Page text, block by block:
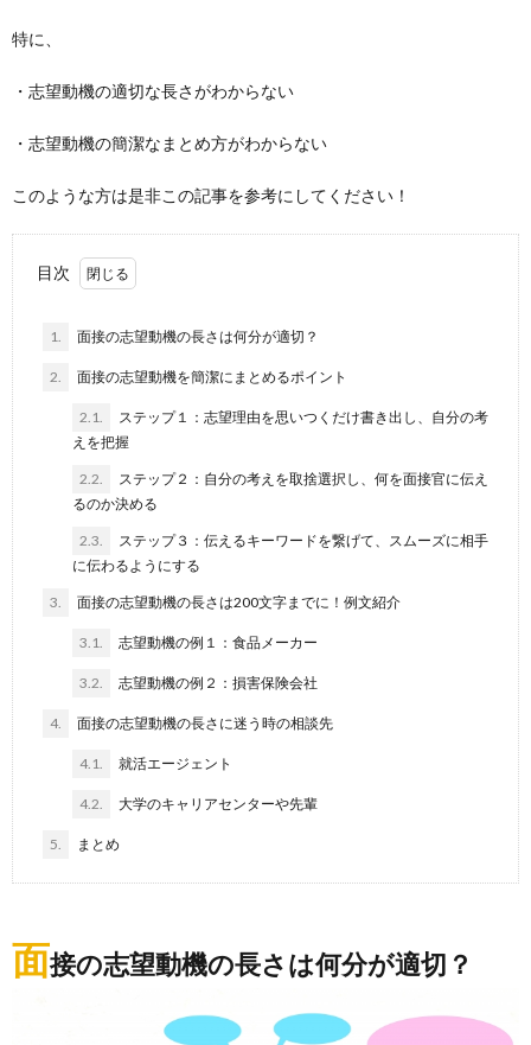
特に、
・志望動機の適切な長さがわからない
・志望動機の簡潔なまとめ方がわからない
このような方は是非この記事を参考にしてください！
目次
1. 面接の志望動機の長さは何分が適切？
2. 面接の志望動機を簡潔にまとめるポイント
2.1.
ステップ１：志望理由を思いつくだけ書き出し、自分の考
えを把握
2.2.
ステップ２：自分の考えを取捨選択し、何を面接官に伝え
るのか決める
2.3.
ステップ３：伝えるキーワードを繋げて、スムーズに相手
に伝わるようにする
3. 面接の志望動機の長さは200文字までに！例文紹介
3.1. 志望動機の例１：食品メーカー
3.2. 志望動機の例２：損害保険会社
4. 面接の志望動機の長さに迷う時の相談先
4.1. 就活エージェント
4.2. 大学のキャリアセンターや先輩
5. まとめ
面接の志望動機の長さは何分が適切？